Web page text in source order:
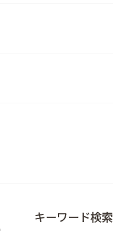
キーワード検索